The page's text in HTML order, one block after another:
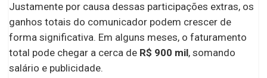
Justamente por causa dessas participações extras, os
ganhos totais do comunicador podem crescer de
forma significativa. Em alguns meses, o faturamento
total pode chegar a cerca de R$ 900 mil, somando
salário e publicidade.